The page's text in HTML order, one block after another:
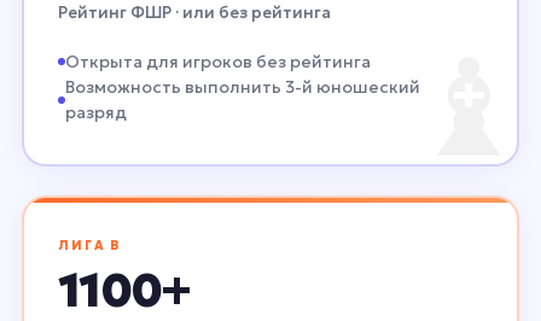
♝
Рейтинг ФШР · или без рейтинга
Открыта для игроков без рейтинга
Возможность выполнить 3-й юношеский
разряд
ЛИГА B
1100+